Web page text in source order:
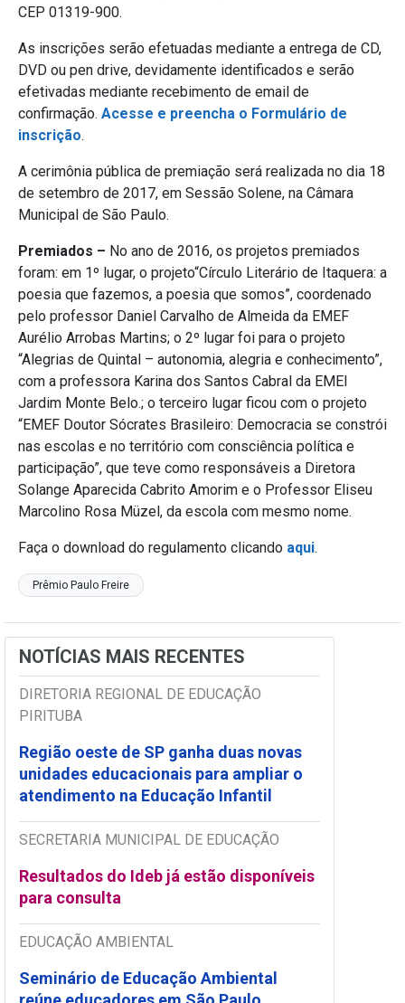
CEP 01319-900.
As inscrições serão efetuadas mediante a entrega de CD,
DVD ou pen drive, devidamente identificados e serão
efetivadas mediante recebimento de email de
confirmação. Acesse e preencha o Formulário de
inscrição.
A cerimônia pública de premiação será realizada no dia 18
de setembro de 2017, em Sessão Solene, na Câmara
Municipal de São Paulo.
Premiados – No ano de 2016, os projetos premiados
foram: em 1º lugar, o projeto“Círculo Literário de Itaquera: a
poesia que fazemos, a poesia que somos”, coordenado
pelo professor Daniel Carvalho de Almeida da EMEF
Aurélio Arrobas Martins; o 2º lugar foi para o projeto
“Alegrias de Quintal – autonomia, alegria e conhecimento”,
com a professora Karina dos Santos Cabral da EMEI
Jardim Monte Belo.; o terceiro lugar ficou com o projeto
“EMEF Doutor Sócrates Brasileiro: Democracia se constrói
nas escolas e no território com consciência política e
participação”, que teve como responsáveis a Diretora
Solange Aparecida Cabrito Amorim e o Professor Eliseu
Marcolino Rosa Müzel, da escola com mesmo nome.
Faça o download do regulamento clicando aqui.
Prêmio Paulo Freire
NOTÍCIAS MAIS RECENTES
DIRETORIA REGIONAL DE EDUCAÇÃO
PIRITUBA
Região oeste de SP ganha duas novas
unidades educacionais para ampliar o
atendimento na Educação Infantil
SECRETARIA MUNICIPAL DE EDUCAÇÃO
Resultados do Ideb já estão disponíveis
para consulta
EDUCAÇÃO AMBIENTAL
Seminário de Educação Ambiental